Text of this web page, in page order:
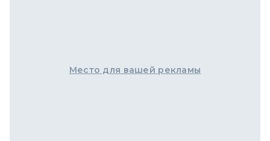
Место для вашей рекламы